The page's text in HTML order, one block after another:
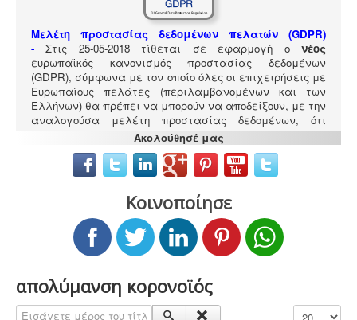
Μελέτη προστασίας δεδομένων πελατών (GDPR)
-
Στις 25-05-2018 τίθεται σε εφαρμογή ονέος
ευρωπαϊκός κανονισμός προστασίας δεδομένων
(GDPR), σύμφωνα με τον οποίο όλες οι επιχειρήσεις με
Ευρωπαίους πελάτες (περιλαμβανομένων και των
Ελλήνων) θα πρέπει να μπορούν να αποδείξουν, με την
αναλογούσα μελέτη προστασίας δεδομένων, ότι
συμμορφώνονται με τις νέες απαιτήσεις
Άδεια λειτουργίας catering -
Τα catering
αδειοδοτούνται ως επαγγελματικά εργαστήρια με
οποία συνοδεύεται από πλήρη μελέτη HACCP,
σύμφωνα με τον ευρωπαϊκό κανονισμό 853/2004.
Ακολούθησέ μας
Κοινοποίησε
απολύμανση κορονοϊός
Εισάγετε μέρος του τίτλου. Εμφάνιση #